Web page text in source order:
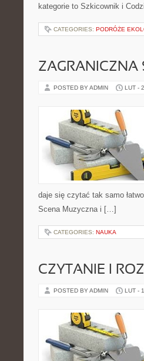
kategorie to Szkicownik i
CATEGORIES: PODRÓŻE
ZAGRANICZNA
POSTED BY ADMIN LUT -
daje się czytać tak samo
Scena Muzyczna i […]
CATEGORIES: NAUKA
CZYTANIE I
POSTED BY ADMIN LUT -